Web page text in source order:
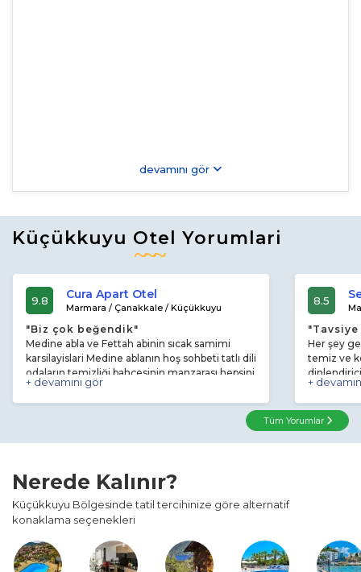
devamını gör
Küçükkuyu Otel Yorumlari
9.8 Cura Apart Otel
Marmara / Çanakkale / Küçükkuyu
"Biz çok beğendik"
Medine abla ve Fettah abinin sıcak samimi
karsilayislari Medine ablanın hoş sohbeti tatlı dili
odaların temizliği bahçesinin manzarası hepsini
çok beğendim . Hatta arkadaşım ayarlamış
burayı tereddüt ettim başta ama çok güzel
+ devamını gör
8.5
Her şey
temiz ve
çeşit
güler
Genel
+
Tüm Yorumlar
Nerede Kalınır?
Küçükkuyu Bölgesinde tatil tercihinize göre alternatif
konaklama seçenekleri